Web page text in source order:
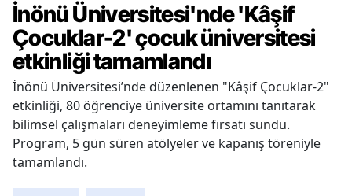
İnönü Üniversitesi'nde 'Kâşif
Çocuklar-2' çocuk üniversitesi
etkinliği tamamlandı
İnönü Üniversitesi’nde düzenlenen "Kâşif Çocuklar-2"
etkinliği, 80 öğrenciye üniversite ortamını tanıtarak
bilimsel çalışmaları deneyimleme fırsatı sundu.
Program, 5 gün süren atölyeler ve kapanış töreniyle
tamamlandı.